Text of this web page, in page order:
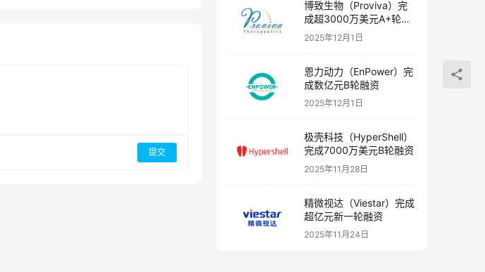
提交
博致生物（Proviva）完
成超3000万美元A+轮融
资
2025年12月1日
恩力动力（EnPower）完
成数亿元B轮融资
2025年12月1日
极壳科技（HyperShell）
完成7000万美元B轮融资
2025年11月28日
精微视达（Viestar）完成
超亿元新一轮融资
2025年11月24日